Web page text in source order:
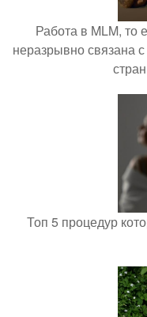
Работа в MLM, то
неразрывно связана
Топ 5 процедур